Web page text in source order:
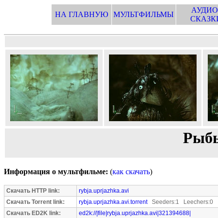
НА ГЛАВНУЮ МУЛЬТФИЛЬМЫ
Информация о мультфильме: (как скачать)
Скачать HTTP link:
rybja.uprjazhka.avi
Скачать Torrent link:
rybja.uprjazhka.avi.torrentSeeders:1 Leechers:0
Скачать ED2K link:
ed2k://|file|rybja.uprjazhka.avi|321394688|